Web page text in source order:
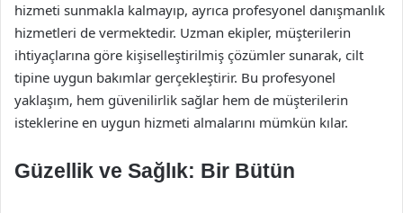
hizmeti sunmakla kalmayıp, ayrıca profesyonel danışmanlık
hizmetleri de vermektedir. Uzman ekipler, müşterilerin
ihtiyaçlarına göre kişiselleştirilmiş çözümler sunarak, cilt
tipine uygun bakımlar gerçekleştirir. Bu profesyonel
yaklaşım, hem güvenilirlik sağlar hem de müşterilerin
isteklerine en uygun hizmeti almalarını mümkün kılar.
Güzellik ve Sağlık: Bir Bütün